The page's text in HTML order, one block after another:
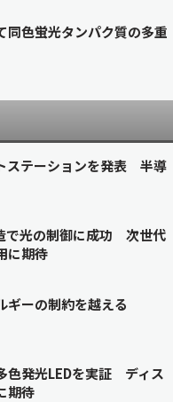
同色蛍光タンパク質の多重
ステーションを発表 半導
で光の制御に成功 次世代
に期待
ギーの制約を越える
色発光LEDを実証 ディス
期待